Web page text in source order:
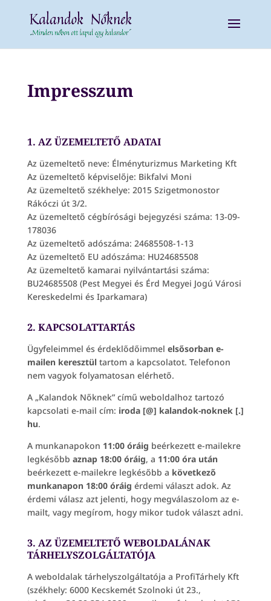
Impresszum
1. AZ ÜZEMELTETŐ ADATAI
Az üzemeltető neve: Élményturizmus Marketing Kft
Az üzemeltető képviselője: Bikfalvi Moni
Az üzemeltető székhelye: 2015 Szigetmonostor
Rákóczi út 3/2.
Az üzemeltető cégbírósági bejegyzési száma: 13-09-
178036
Az üzemeltető adószáma: 24685508-1-13
Az üzemeltető EU adószáma: HU24685508
Az üzemeltető kamarai nyilvántartási száma:
BU24685508 (Pest Megyei és Érd Megyei Jogú Városi
Kereskedelmi és Iparkamara)
2. KAPCSOLATTARTÁS
Ügyfeleimmel és érdeklődőimmel elsősorban e-
mailen keresztültartom a kapcsolatot. Telefonon
nem vagyok folyamatosan elérhető.
A „Kalandok Nőknek” című weboldalhoz tartozó
kapcsolati e-mail cím: iroda [@] kalandok-noknek [.]
hu.
A munkanapokon 11:00 óráig beérkezett e-mailekre
legkésőbb aznap 18:00 óráig, a 11:00 óra után
beérkezett e-mailekre legkésőbb a következő
munkanapon 18:00 óráig érdemi választ adok. Az
érdemi válasz azt jelenti, hogy megválaszolom az e-
mailt, vagy megírom, hogy mikor tudok választ adni.
3. AZ ÜZEMELTETŐ WEBOLDALÁNAK
TÁRHELYSZOLGÁLTATÓJA
A weboldalak tárhelyszolgáltatója a ProfiTárhely Kft
(székhely: 6000 Kecskemét Szolnoki út 23.,